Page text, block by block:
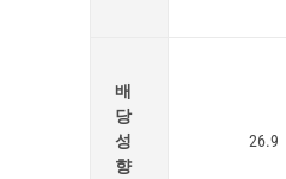
배
당
성
향
26.9